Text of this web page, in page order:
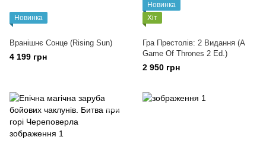
Новинка
Вранішнє Сонце (Rising Sun)
4 199 грн
Новинка
Хіт
Гра Престолів: 2 Видання (A
Game Of Thrones 2 Ed.)
2 950 грн